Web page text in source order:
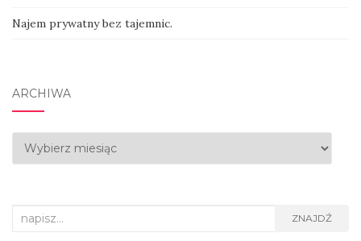
Najem prywatny bez tajemnic.
ARCHIWA
Archiwa
Search
ZNAJDŹ